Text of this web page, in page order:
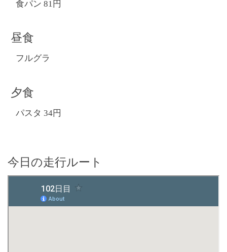
食パン 81円
昼食
フルグラ
夕食
パスタ 34円
今日の走行ルート